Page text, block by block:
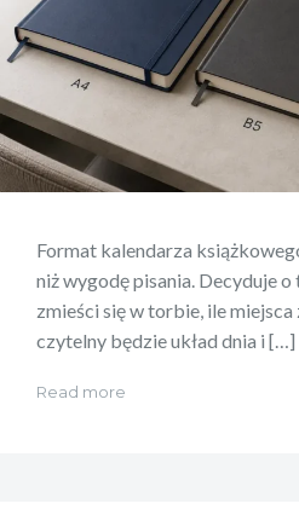
Format kalendarza
niż wygodę pisania. Decyduje
zmieści się w torbie, ile
czytelny będzie układ dnia i […]
Read more